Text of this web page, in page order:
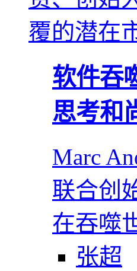
软件吞
思考和
Marc
联合创
在吞噬
张超